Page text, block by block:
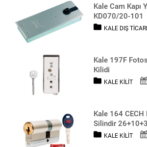
Kale Cam Kapı
KD070/20-101
KALE DIŞ
Kale 197F
Kilidi
KALE KILIT
Kale 164
Silindir
KALE KILIT